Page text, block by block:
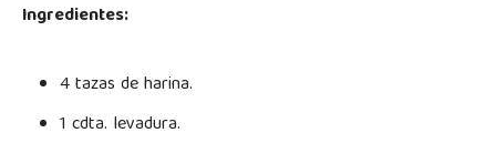
Ingredientes:
4 tazas de harina.
1 cdta. levadura.